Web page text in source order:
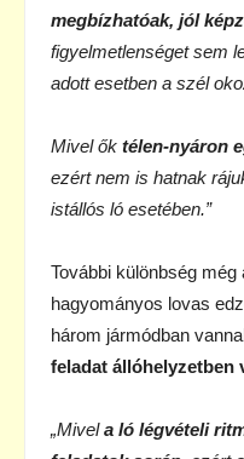
megbízhatóak, jól
figyelmetlenséget sem
adott esetben a szél
Mivel ők télen-nyáron
ezért nem is hatnak
istállós ló esetében.”
További különbség
hagyományos lovas
három jármódban
feladat állóhelyzetben
„Mivela ló légvételi